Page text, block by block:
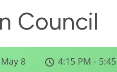
Council
8 4:15 PM -